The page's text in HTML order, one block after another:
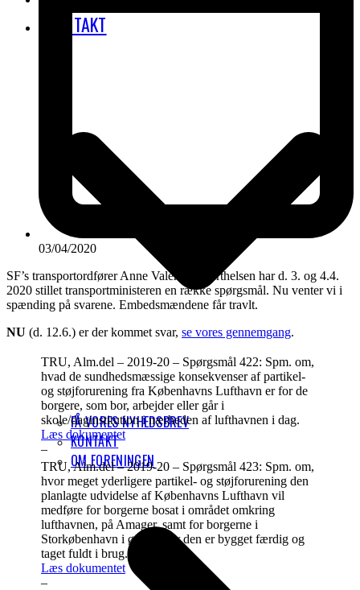
KONTAKT
FÅ VORES NYHEDSBREV
KONTAKT
OM FORENINGEN
03/04/2020
SF’s transportordfører Anne Valentina Berthelsen har d. 3. og 4.4.
2020 stillet transportministeren en række spørgsmål. Nu venter vi i
spænding på svarene. Embedsmændene får travlt.
NU (d. 12.6.) er der kommet svar, se vores gennemgang.
TRU, Alm.del – 2019-20 – Spørgsmål 422: Spm. om,
hvad de sundhedsmæssige konsekvenser af partikel-
og støjforurening fra Københavns Lufthavn er for de
borgere, som bor, arbejder eller går i
skole/daginstitution i nærheden af lufthavnen i dag.
Læs dokumentet
–
TRU, Alm.del – 2019-20 – Spørgsmål 423: Spm. om,
hvor meget yderligere partikel- og støjforurening den
planlagte udvidelse af Københavns Lufthavn vil
medføre for borgerne bosat i området omkring
lufthavnen, på Amager, samt for borgerne i
Storkøbenhavn i øvrigt, når den er bygget færdig og
taget fuldt i brug.
Læs dokumentet
–